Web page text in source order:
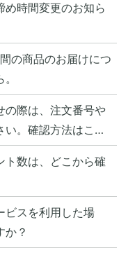
め時間変更のお知ら
の商品のお届けにつ
の際は、注文番号や
。確認方法はこち
ト数は、どこから確
ビスを利用した場
か？